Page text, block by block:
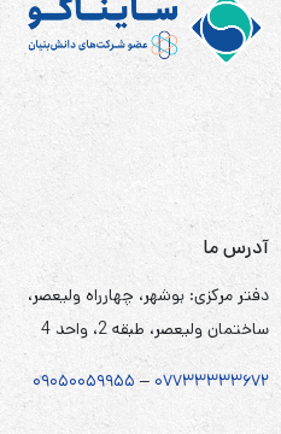
آدرس ما
دفتر مرکزی: بوشهر، چهارراه ولیعصر،
ساختمان ولیعصر، طبقه 2، واحد 4
۰۷۷۳۳۳۳۳۶۷۲ – ۰۹۰۵۰۰۵۹۹۵۵